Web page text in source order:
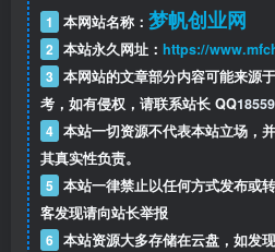
1 本网站名称： 梦帆创业网
2 本站永久网址： https://
3 本网站的文章部分内容可能来源
考，如有侵权，请联系站长 QQ
4 本站一切资源不代表本站立场，
其真实性负责。
5 本站一律禁止以任何方式发布或
客发现请向站长举报
6 本站资源大多存储在云盘，如发